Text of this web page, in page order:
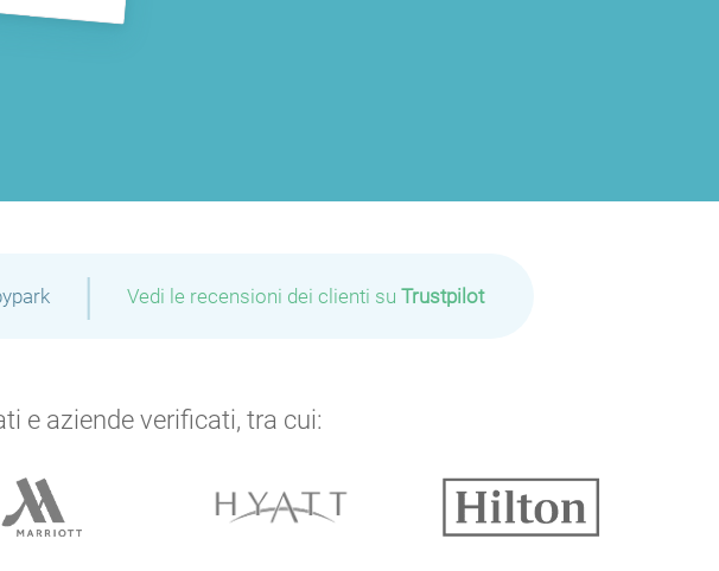
| Vedi le recensioni dei clienti su Trustpilot
e aziende verificati, tra cui: